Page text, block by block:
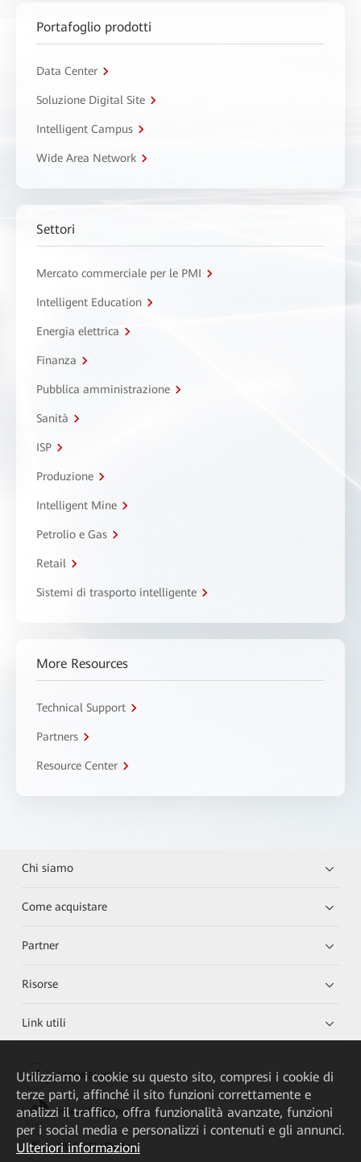
Portafoglio prodotti
Data Center
Soluzione Digital Site
Intelligent Campus
Wide Area Network
Settori
Mercato commerciale per le PMI
Intelligent Education
Energia elettrica
Finanza
Pubblica amministrazione
Sanità
ISP
Produzione
Intelligent Mine
Petrolio e Gas
Retail
Sistemi di trasporto intelligente
More Resources
Technical Support
Partners
Resource Center
Chi siamo
Come acquistare
Partner
Risorse
Link utili
HUAWEI eKit App
Huawei HiKnow App
HUAWEI eFly App
Utilizziamo i cookie su questo sito, compresi i cookie di
terze parti, affinché il sito funzioni correttamente e
analizzi il traffico, offra funzionalità avanzate, funzioni
per i social media e personalizzi i contenuti e gli annunci.
Ulteriori informazioni